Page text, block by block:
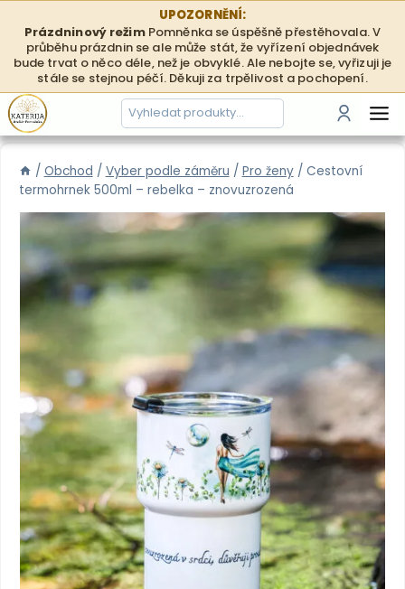
obsah
UPOZORNĚNÍ:
Prázdninový režimPomněnka se úspěšně přestěhovala. V
průběhu prázdnin se ale může stát, že vyřízení objednávek
bude trvat o něco déle, než je obvyklé. Ale nebojte se, vyřizuji je
stále se stejnou péčí. Děkuji za trpělivost a pochopení.
Hledání
/ Obchod / Vyber podle záměru / Pro ženy / Cestovní
termohrnek 500ml – rebelka – znovuzrozená